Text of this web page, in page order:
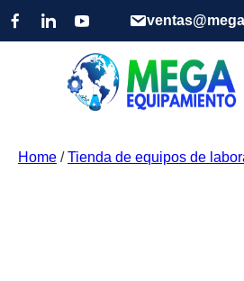
Home /Tienda de equipos de